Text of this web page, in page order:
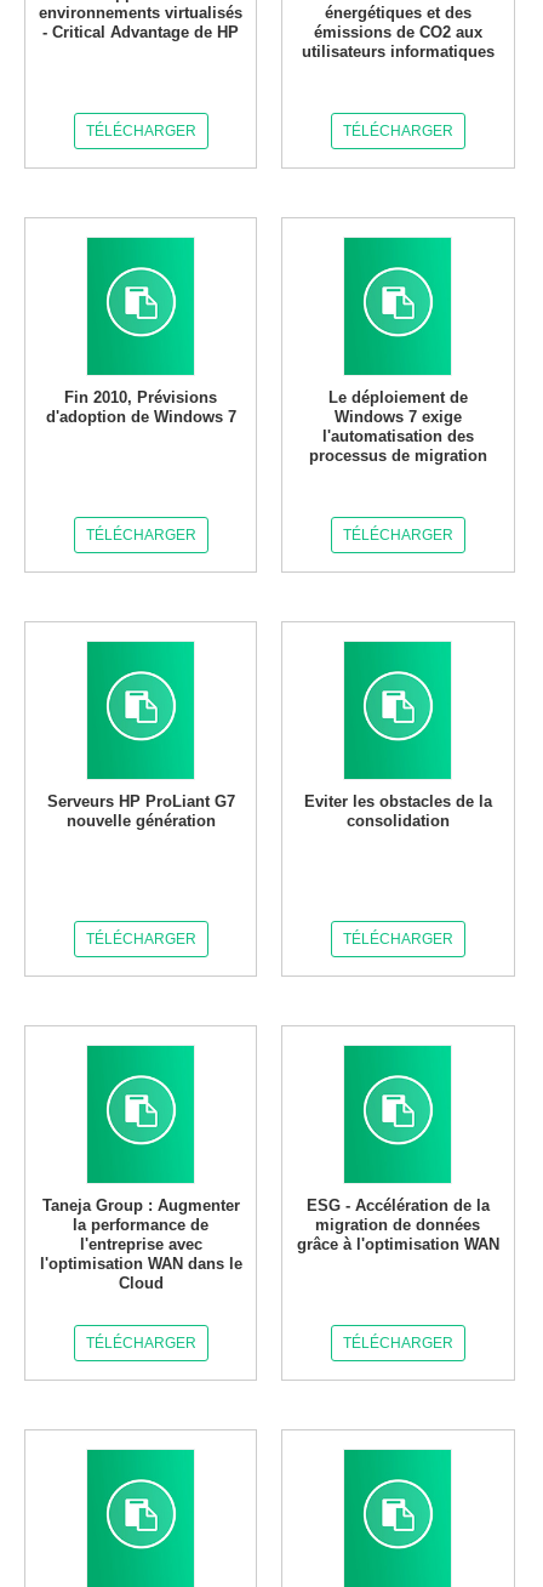
environnements virtualisés
- Critical Advantage de HP
TÉLÉCHARGER
énergétiques et des
émissions de CO2 aux
utilisateurs informatiques
TÉLÉCHARGER
Fin 2010, Prévisions
d'adoption de Windows 7
TÉLÉCHARGER
Le déploiement de
Windows 7 exige
l'automatisation des
processus de migration
TÉLÉCHARGER
Serveurs HP ProLiant G7
nouvelle génération
TÉLÉCHARGER
Eviter les obstacles de la
consolidation
TÉLÉCHARGER
Taneja Group : Augmenter
la performance de
l'entreprise avec
l'optimisation WAN dans le
Cloud
TÉLÉCHARGER
ESG - Accélération de la
migration de données
grâce à l'optimisation WAN
TÉLÉCHARGER